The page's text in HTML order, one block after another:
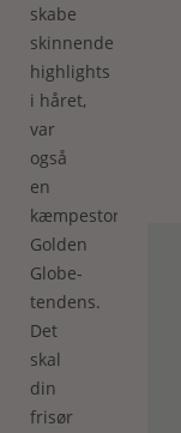
skabe
skinnende
highlights
i håret,
var
også
en
kæmpestor
Golden
Globe-
tendens.
Det
skal
din
frisør